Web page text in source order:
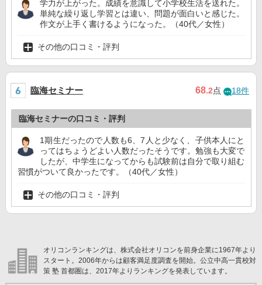
学力が上がった。成績を意識して小学校生活を送れた。
単純な繰り返し学習とは違い、問題が面白いと感じた。
作文が上手く書けるようになった。（40代／女性）
その他の口コミ・評判
臨海セミナー 68.2点 18件
臨海セミナーの口コミ・評判
1期生だったので人数も6、7人と少なく、子供本人にと
ってはちょうどよい人数だったそうです。勉強も大変で
したが、中学生になってからも試験前は自分で取り組む
習慣がついて良かったです。（40代／女性）
その他の口コミ・評判
オリコンランキングは、株式会社オリコンを前身企業に1967年より
スタート。2006年からは顧客満足度調査を開始。公立中高一貫校対
策 塾 首都圏は、2017年よりランキングを発表しています。